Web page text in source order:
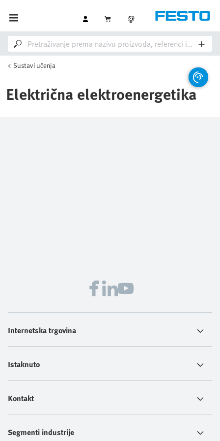
Sustavi učenja
Električna elektroenergetika
Internetska trgovina
Istaknuto
Kontakt
Segmenti industrije